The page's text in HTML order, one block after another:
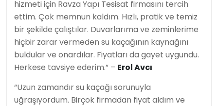
hizmeti için Ravza Yapı Tesisat firmasını tercih
ettim. Çok memnun kaldım. Hızlı, pratik ve temiz
bir şekilde çalıştılar. Duvarlarıma ve zeminlerime
hiçbir zarar vermeden su kaçağının kaynağını
buldular ve onardılar. Fiyatları da gayet uygundu.
Herkese tavsiye ederim.” – Erol Avcı
“Uzun zamandır su kaçağı sorunuyla
uğraşıyordum. Birçok firmadan fiyat aldım ve